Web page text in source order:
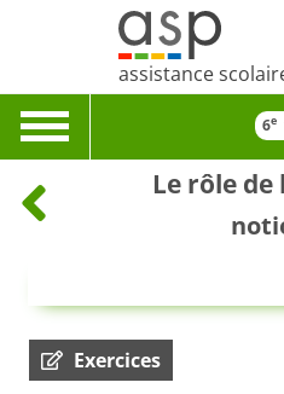
assistance
Toggle
navigation
6e
Le rôle
Exercices